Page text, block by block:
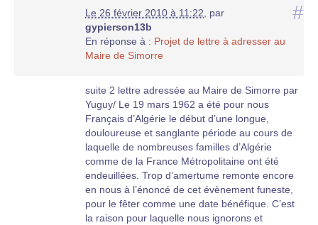
#
Le 26 février 2010 à 11:22
par
gypierson13b
En réponse à : Projet de lettre à adresser au
Maire de Simorre
suite 2 lettre adressée au Maire de Simorre par
Yuguy/ Le 19 mars 1962 a été pour nous
Français d’Algérie le début d’une longue,
douloureuse et sanglante période au cours de
laquelle de nombreuses familles d’Algérie
comme de la France Métropolitaine ont été
endeuillées. Trop d’amertume remonte encore
en nous à l’énoncé de cet évènement funeste,
pour le fêter comme une date bénéfique. C’est
la raison pour laquelle nous ignorons et